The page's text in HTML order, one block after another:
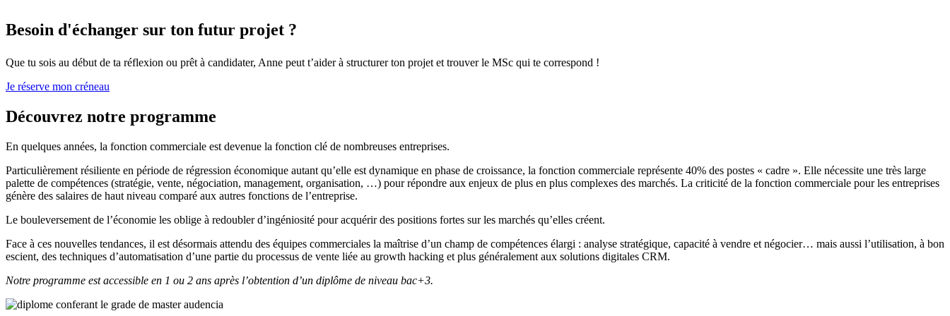
Besoin d'échanger sur ton futur projet ?
Que tu sois au début de ta réflexion ou prêt à candidater, Anne peut t’aider à structurer ton projet et trouver le MSc qui te correspond !
Je réserve mon créneau
Découvrez notre programme
En quelques années, la fonction commerciale est devenue la fonction clé de nombreuses entreprises.
Particulièrement résiliente en période de régression économique autant qu’elle est dynamique en phase de croissance, la fonction commerciale représente 40% des postes « cadre ». Elle nécessite une très large
palette de compétences (stratégie, vente, négociation, management, organisation, …) pour répondre aux enjeux de plus en plus complexes des marchés. La criticité de la fonction commerciale pour les entreprises
génère des salaires de haut niveau comparé aux autres fonctions de l’entreprise.
Le bouleversement de l’économie les oblige à redoubler d’ingéniosité pour acquérir des positions fortes sur les marchés qu’elles créent.
Face à ces nouvelles tendances, il est désormais attendu des équipes commerciales la maîtrise d’un champ de compétences élargi : analyse stratégique, capacité à vendre et négocier… mais aussi l’utilisation, à bon
escient, des techniques d’automatisation d’une partie du processus de vente liée au growth hacking et plus généralement aux solutions digitales CRM.
Notre programme est accessible en 1 ou 2 ans après l’obtention d’un diplôme de niveau bac+3.